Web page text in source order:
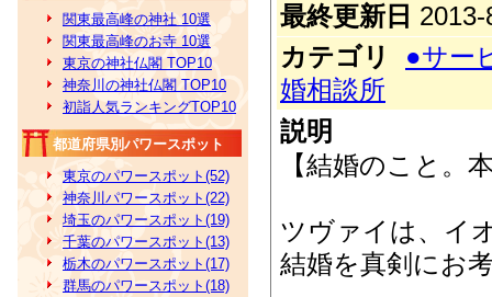
関東最高峰の神社 10選
関東最高峰のお寺 10選
東京の神社仏閣 TOP10
神奈川の神社仏閣 TOP10
初詣人気ランキングTOP10
都道府県別パワースポット
東京のパワースポット(52)
神奈川パワースポット(22)
埼玉のパワースポット(19)
千葉のパワースポット(13)
栃木のパワースポット(17)
群馬のパワースポット(18)
最終更新日
カテゴリ
●サー
婚相談所
説明
【結婚のこと。
ツヴァイは、イ
結婚を真剣にお